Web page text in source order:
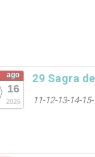
ago
16
2026
29 Sagra
11-12-13-14-